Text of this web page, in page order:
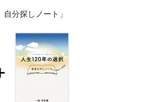
分探しノート」